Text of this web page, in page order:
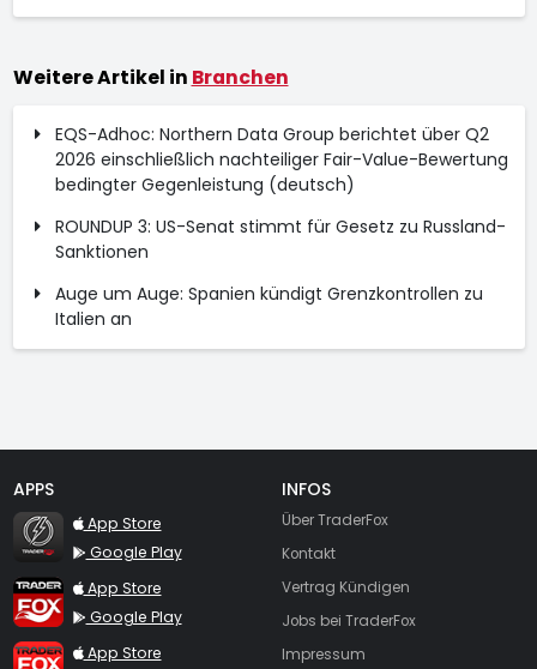
Weitere Artikel in Branchen
EQS-Adhoc: Northern Data Group berichtet über Q2
2026 einschließlich nachteiliger Fair-Value-Bewertung
bedingter Gegenleistung (deutsch)
ROUNDUP 3: US-Senat stimmt für Gesetz zu Russland-
Sanktionen
Auge um Auge: Spanien kündigt Grenzkontrollen zu
Italien an
APPS
TraderFox Flash
App Store
Google Play
TraderFox App
App Store
Google Play
TraderFox Pro
App Store
INFOS
Über TraderFox
Kontakt
Vertrag Kündigen
Jobs bei TraderFox
Impressum